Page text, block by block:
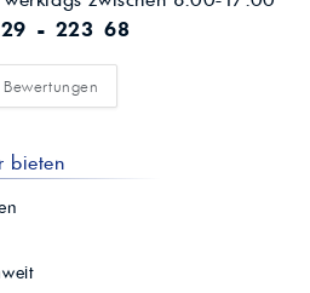
- 223 68
bieten